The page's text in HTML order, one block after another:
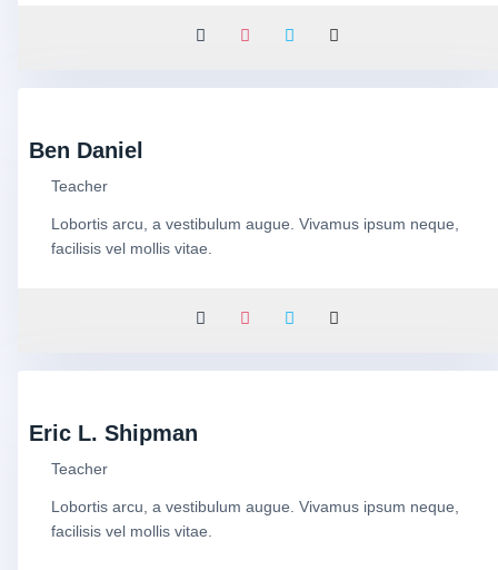
Ben Daniel
Teacher
Lobortis arcu, a vestibulum augue. Vivamus ipsum neque,
facilisis vel mollis vitae.
Eric L. Shipman
Teacher
Lobortis arcu, a vestibulum augue. Vivamus ipsum neque,
facilisis vel mollis vitae.